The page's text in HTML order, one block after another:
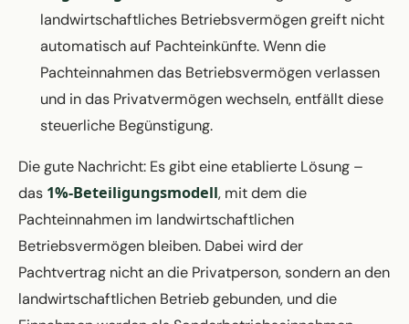
landwirtschaftliches Betriebsvermögen greift nicht
automatisch auf Pachteinkünfte. Wenn die
Pachteinnahmen das Betriebsvermögen verlassen
und in das Privatvermögen wechseln, entfällt diese
steuerliche Begünstigung.
Die gute Nachricht: Es gibt eine etablierte Lösung –
das 1%-Beteiligungsmodell, mit dem die
Pachteinnahmen im landwirtschaftlichen
Betriebsvermögen bleiben. Dabei wird der
Pachtvertrag nicht an die Privatperson, sondern an den
landwirtschaftlichen Betrieb gebunden, und die